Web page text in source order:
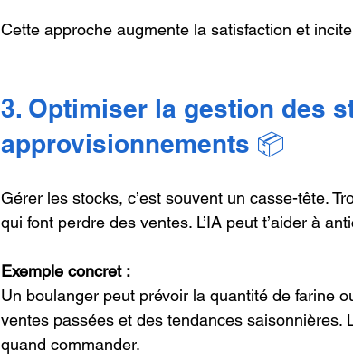
Cette approche augmente la satisfaction et
3. Optimiser la gestion des
approvisionnements 📦
Gérer les stocks, c’est souvent un casse-tête.
qui font perdre des ventes. L’IA peut t’aider à
Exemple concret :
Un boulanger peut prévoir la quantité de farine
ventes passées et des tendances saisonnières.
quand commander.